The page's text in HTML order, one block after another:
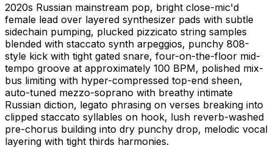
2020s Russian mainstream pop, bright close-mic'd
female lead over layered synthesizer pads with subtle
sidechain pumping, plucked pizzicato string samples
blended with staccato synth arpeggios, punchy 808-
style kick with tight gated snare, four-on-the-floor mid-
tempo groove at approximately 100 BPM, polished mix-
bus limiting with hyper-compressed top-end sheen,
auto-tuned mezzo-soprano with breathy intimate
Russian diction, legato phrasing on verses breaking into
clipped staccato syllables on hook, lush reverb-washed
pre-chorus building into dry punchy drop, melodic vocal
layering with tight thirds harmonies.